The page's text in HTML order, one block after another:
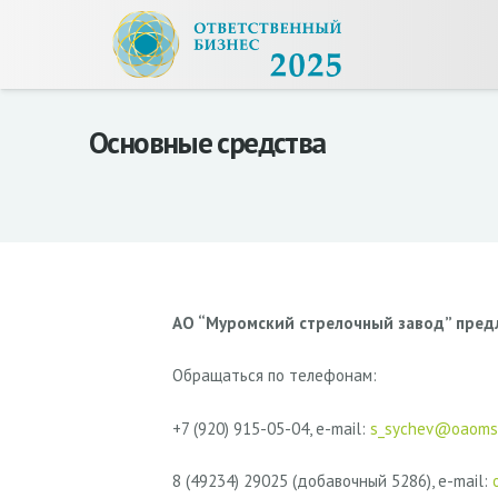
Основные средства
АО “Муромский стрелочный завод”
Обращаться по телефонам:
+7 (920) 915-05-04, e-mail:
8 (49234) 29025 (добавочный 5286), e-mail: